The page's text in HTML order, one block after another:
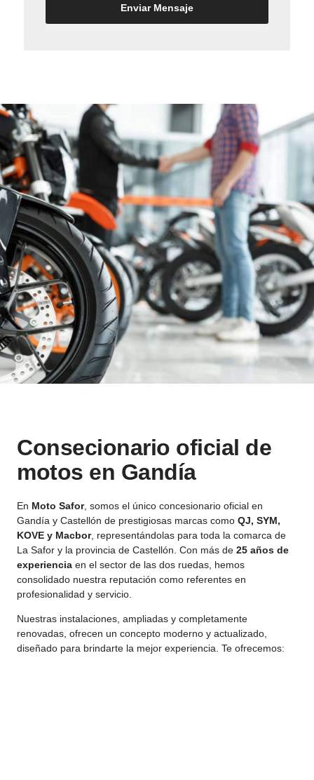
Enviar Mensaje
Consecionario oficial de
motos en Gandía
En Moto Safor, somos el único concesionario oficial en
Gandía y Castellón de prestigiosas marcas como QJ, SYM,
KOVE y Macbor, representándolas para toda la comarca de
La Safor y la provincia de Castellón. Con más de 25 años de
experiencia en el sector de las dos ruedas, hemos
consolidado nuestra reputación como referentes en
profesionalidad y servicio.
Nuestras instalaciones, ampliadas y completamente
renovadas, ofrecen un concepto moderno y actualizado,
diseñado para brindarte la mejor experiencia. Te ofrecemos: